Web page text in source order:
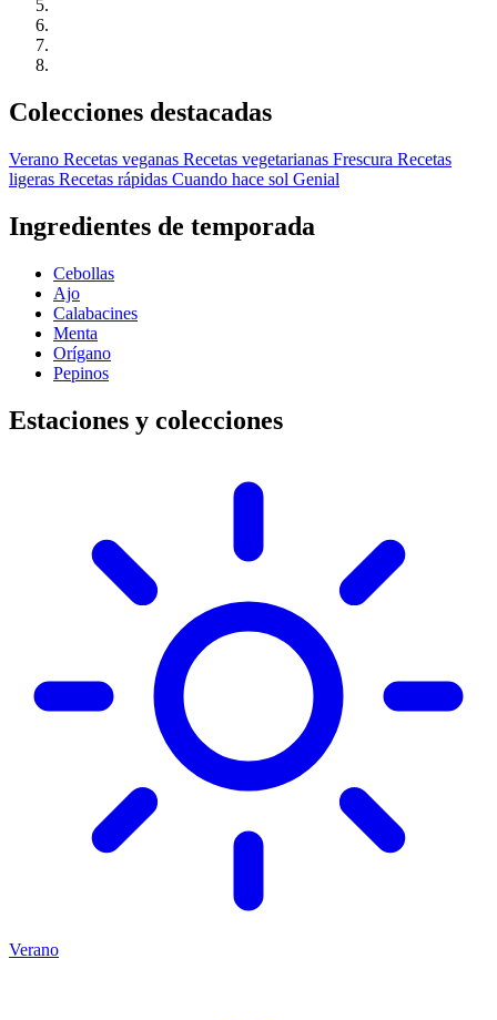
Colecciones destacadas
Verano Recetas veganas Recetas vegetarianas Frescura Recetas
ligeras Recetas rápidas Cuando hace sol Genial
Ingredientes de temporada
Cebollas
Ajo
Calabacines
Menta
Orígano
Pepinos
Estaciones y colecciones
Verano